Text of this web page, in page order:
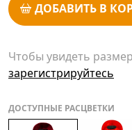
ДОБАВИТЬ В
Чтобы увидеть
зарегистрируйтесь
ДОСТУПНЫЕ РАСЦВЕТКИ